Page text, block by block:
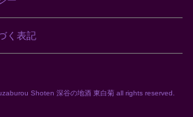
く表記
Shoten 深谷の地酒 東白菊 all rights reserved.